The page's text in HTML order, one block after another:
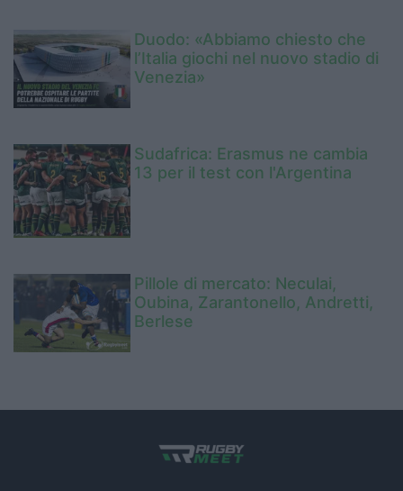
Duodo: «Abbiamo chiesto che
l’Italia giochi nel nuovo stadio di
Venezia»
Sudafrica: Erasmus ne cambia
13 per il test con l'Argentina
Pillole di mercato: Neculai,
Oubina, Zarantonello, Andretti,
Berlese